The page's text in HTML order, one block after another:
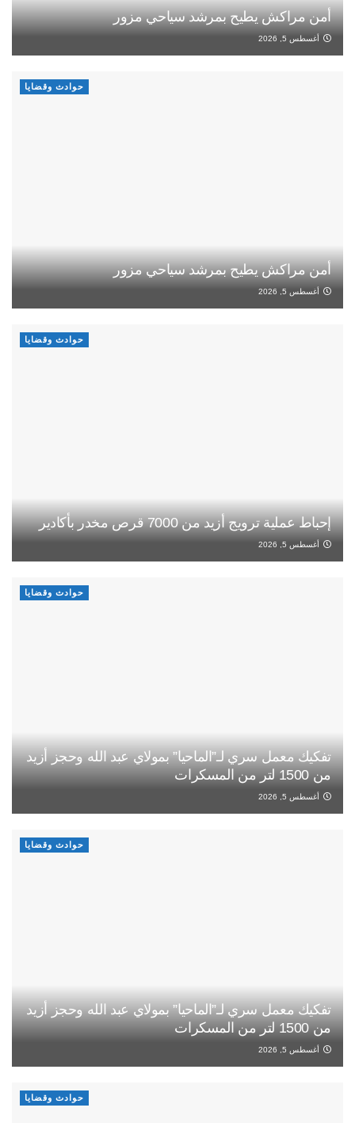
أمن مراكش يطيح بمرشد سياحي مزور
أغسطس 5, 2026
حوادث وقضايا
أمن مراكش يطيح بمرشد سياحي مزور
أغسطس 5, 2026
حوادث وقضايا
إحباط عملية ترويج أزيد من 7000 قرص مخدر بأكادير
أغسطس 5, 2026
حوادث وقضايا
تفكيك معمل سري لـ”الماحيا” بمولاي عبد الله وحجز أزيد
من 1500 لتر من المسكرات
أغسطس 5, 2026
حوادث وقضايا
تفكيك معمل سري لـ”الماحيا” بمولاي عبد الله وحجز أزيد
من 1500 لتر من المسكرات
أغسطس 5, 2026
حوادث وقضايا